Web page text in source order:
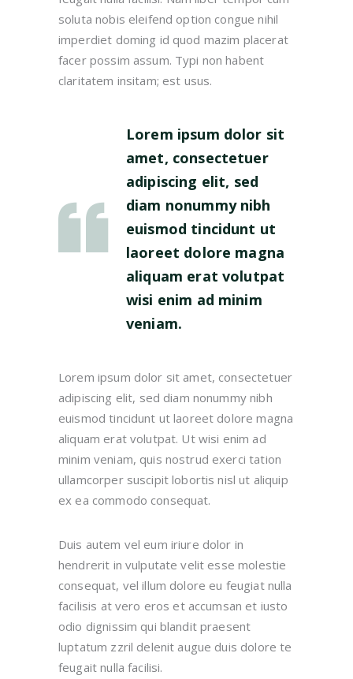
soluta nobis eleifend option congue nihil
imperdiet doming id quod mazim placerat
facer possim assum. Typi non habent
claritatem insitam; est usus.
Lorem ipsum dolor sit
amet, consectetuer
adipiscing elit, sed
diam nonummy nibh
euismod tincidunt ut
laoreet dolore magna
aliquam erat volutpat
wisi enim ad minim
veniam.
Lorem ipsum dolor sit amet, consectetuer
adipiscing elit, sed diam nonummy nibh
euismod tincidunt ut laoreet dolore magna
aliquam erat volutpat. Ut wisi enim ad
minim veniam, quis nostrud exerci tation
ullamcorper suscipit lobortis nisl ut aliquip
ex ea commodo consequat.
Duis autem vel eum iriure dolor in
hendrerit in vulputate velit esse molestie
consequat, vel illum dolore eu feugiat nulla
facilisis at vero eros et accumsan et iusto
odio dignissim qui blandit praesent
luptatum zzril delenit augue duis dolore te
feugait nulla facilisi.